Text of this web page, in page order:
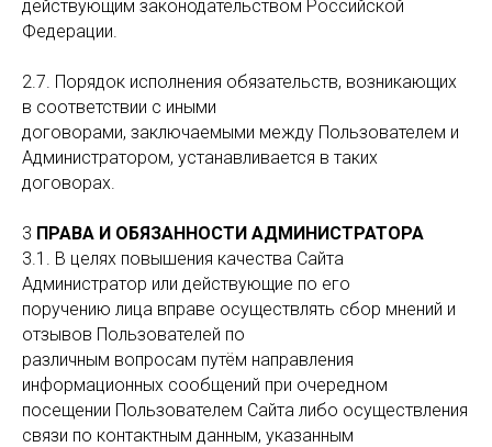
действующим законодательством Российской
Федерации.
2.7. Порядок исполнения обязательств, возникающих
в соответствии с иными
договорами, заключаемыми между Пользователем и
Администратором, устанавливается в таких
договорах.
3 ПРАВА И ОБЯЗАННОСТИ АДМИНИСТРАТОРА
3.1. В целях повышения качества Сайта
Администратор или действующие по его
поручению лица вправе осуществлять сбор мнений и
отзывов Пользователей по
различным вопросам путём направления
информационных сообщений при очередном
посещении Пользователем Сайта либо осуществления
связи по контактным данным, указанным